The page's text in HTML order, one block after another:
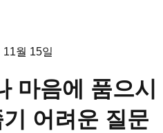
11월 15일
마음에 품으시
어려운 질문